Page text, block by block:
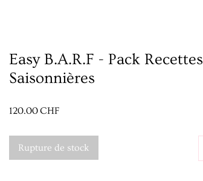
Easy B.A.R.F - Pack Recettes
Saisonnières
120.00 CHFPrix
Rupture de stock